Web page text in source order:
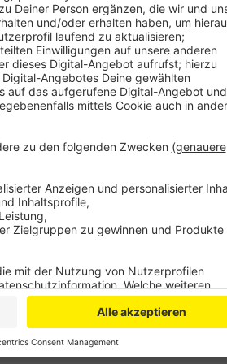
haben sich den Umzug in der
dem Weg gab es keine.
gab es vermehrt
ausgesprochen. Im
ausgesprochen werden.